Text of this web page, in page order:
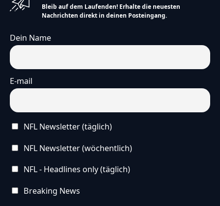
Bleib auf dem Laufenden! Erhalte die neuesten
Nachrichten direkt in deinen Posteingang.
Dein Name
E-mail
NFL Newsletter (täglich)
NFL Newsletter (wöchentlich)
NFL - Headlines only (täglich)
Breaking News